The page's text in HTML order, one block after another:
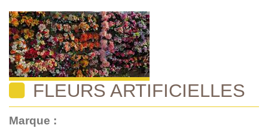
FLEURS ARTIFICIELLES
Marque :